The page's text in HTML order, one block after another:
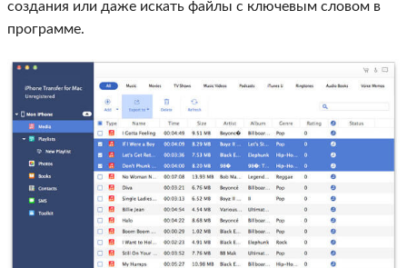
создания или даже искать файлы с ключевым словом в
программе.